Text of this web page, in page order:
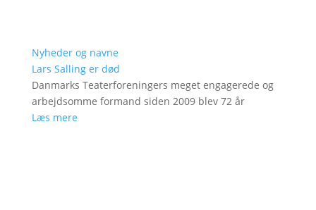
Nyheder og navne
Lars Salling er død
Danmarks Teaterforeningers meget engagerede og
arbejdsomme formand siden 2009 blev 72 år
Læs mere